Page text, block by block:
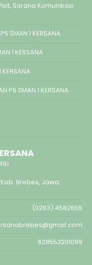
Sarana Komunikasi
SMAN 1 KERSANA
1 KERSANA
KERSANA
P5 SMAN 1 KERSANA
Brebes, Jawa
(0283) 4582655
628553201099